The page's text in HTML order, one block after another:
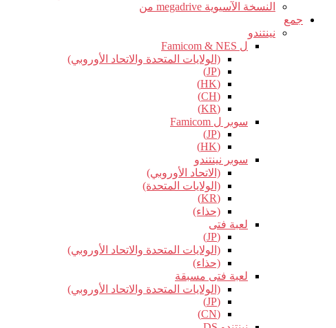
النسخة الآسيوية megadrive من
جمع
نينتندو
ل Famicom & NES
(الولايات المتحدة والاتحاد الأوروبي)
(JP)
(HK)
(CH)
(KR)
سوبر ل Famicom
(JP)
(HK)
سوبر نينتندو
(الاتحاد الأوروبي)
(الولايات المتحدة)
(KR)
(حذاء)
لعبة فتى
(JP)
(الولايات المتحدة والاتحاد الأوروبي)
(حذاء)
لعبة فتى مسبقة
(الولايات المتحدة والاتحاد الأوروبي)
(JP)
(CN)